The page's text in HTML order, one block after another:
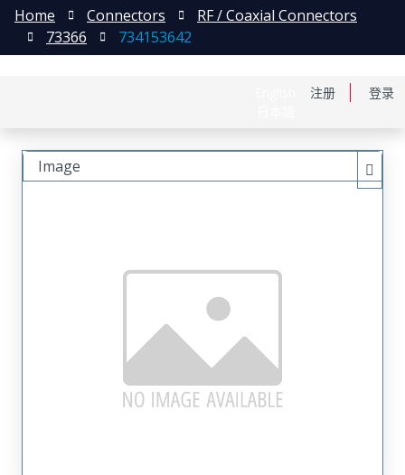
注册 登录
Home Connectors
RF / Coaxial Connectors
73366
734153642
Image